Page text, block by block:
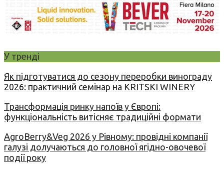
У тренді
Як підготуватися до сезону переробки винограду
2026: практичний семінар на KRITSKI WINERY
Трансформація ринку напоїв у Європі:
функціональність витісняє традиційні формати
AgroBerry&Veg 2026 у Рівному: провідні компанії
галузі долучаються до головної ягідно-овочевої
події року